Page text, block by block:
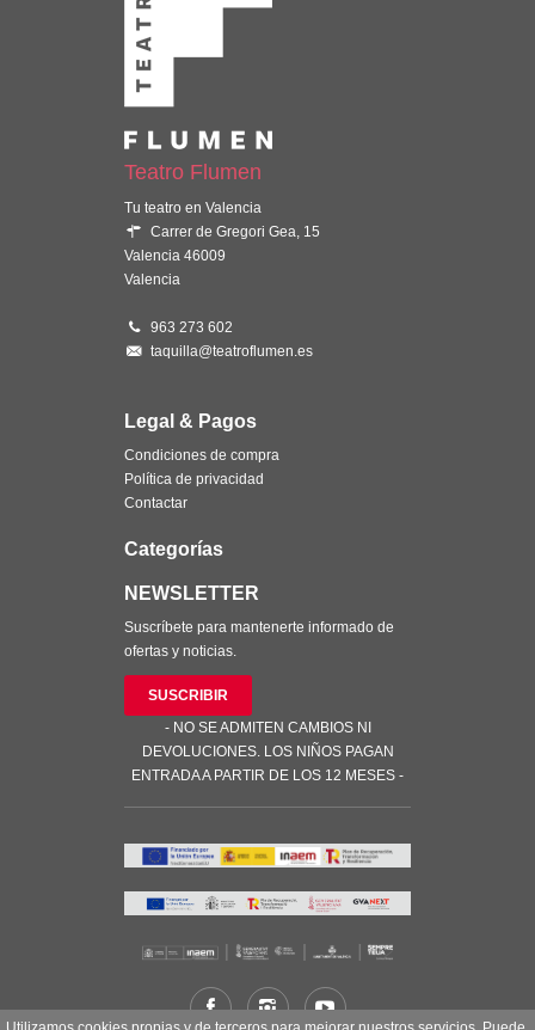
Teatro Flumen
Tu teatro en Valencia
Carrer de Gregori Gea, 15
Valencia 46009
Valencia
963 273 602
taquilla@teatroflumen.es
Legal & Pagos
Condiciones de compra
Política de privacidad
Contactar
Categorías
NEWSLETTER
Suscríbete para mantenerte informado de
ofertas y noticias.
SUSCRIBIR
- NO SE ADMITEN CAMBIOS NI
DEVOLUCIONES. LOS NIÑOS PAGAN
ENTRADA A PARTIR DE LOS 12 MESES -